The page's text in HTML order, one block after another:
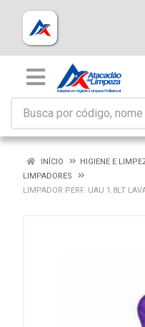
INÍCIO
HIGIENE E
LIMPADORES
LIMPADOR PERF. UAU 1.8LT